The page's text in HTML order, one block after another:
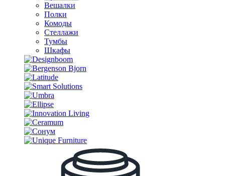
Вешалки
Полки
Комоды
Стеллажи
Тумбы
Шкафы